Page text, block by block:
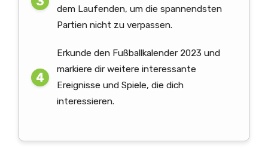
dem Laufenden, um die spannendsten
Partien nicht zu verpassen.
Erkunde den Fußballkalender 2023 und
markiere dir weitere interessante
Ereignisse und Spiele, die dich
interessieren.